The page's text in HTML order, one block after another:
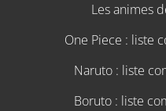
Les animes
One Piece : liste
Naruto : liste
Boruto : liste